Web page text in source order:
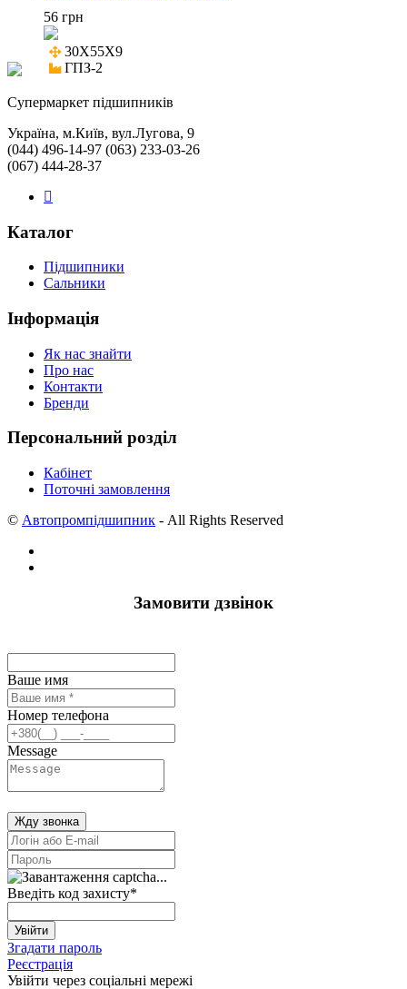
56 грн
30X55X9
ГПЗ-2
Cупермаркет підшипників
Україна, м.Київ, вул.Лугова, 9
(044) 496-14-97 (063) 233-03-26
(067) 444-28-37
Каталог
Підшипники
Сальники
Інформація
Як нас знайти
Про нас
Контакти
Бренди
Персональний розділ
Кабінет
Поточні замовлення
© Автопромпідшипник - All Rights Reserved
Замовити дзвінок
Ваше имя
Номер телефона
Message
Жду звонка
Введіть код захисту*
Увійти
Згадати пароль
Реєстрація
Увійти через соціальні мережі